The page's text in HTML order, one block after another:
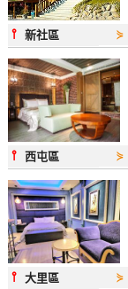
⫯新社區 ⋟
⫯西屯區 ⋟
⫯大里區 ⋟